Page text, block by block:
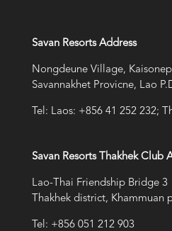
Savan Resorts Address
Nongdeune Village,
Savannakhet Provicne, Lao
Tel: Laos: +856 41 252 232;
Savan Resorts Thakhek Club
Lao-Thai Friendship Bridge 3
Thakhek district, Khammuan
Tel: +856 051 212 903